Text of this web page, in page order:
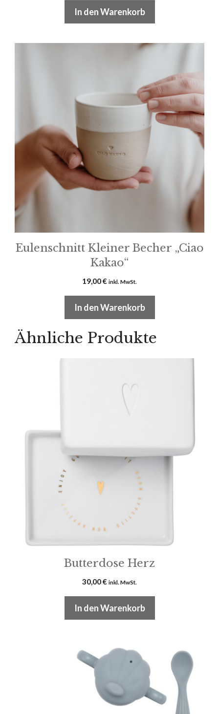
In den Warenkorb
Eulenschnitt Kleiner Becher „Ciao
Kakao“
19,00€ inkl. MwSt.
In den Warenkorb
Ähnliche Produkte
Butterdose Herz
30,00€ inkl. MwSt.
In den Warenkorb